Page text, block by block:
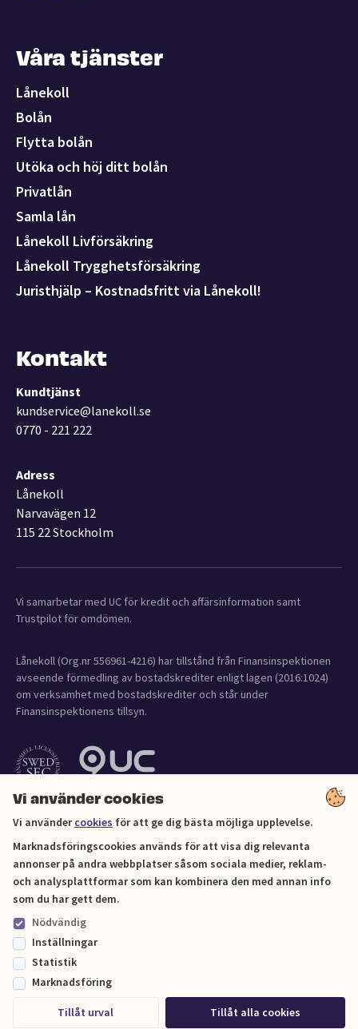
Vi använder cookies
Vi användercookies för att ge dig bästa möjliga upplevelse.
Marknadsföringscookies används för att visa dig relevanta
annonser på andra webbplatser såsom sociala medier, reklam-
och analysplattformar som kan kombinera den med annan info
som du har gett dem.
Nödvändig
Inställningar
Statistik
Marknadsföring
Tillåt urval Tillåt alla cookies
Våra tjänster
Lånekoll
Bolån
Flytta bolån
Utöka och höj ditt bolån
Privatlån
Samla lån
Lånekoll Livförsäkring
Lånekoll Trygghetsförsäkring
Juristhjälp – Kostnadsfritt via Lånekoll!
Kontakt
Kundtjänst
kundservice@lanekoll.se
0770 - 221 222
Adress
Lånekoll
Narvavägen 12
115 22 Stockholm
Vi samarbetar med UC för kredit och affärsinformation samt
Trustpilot för omdömen.
Lånekoll (Org.nr 556961-4216) har tillstånd från Finansinspektionen
avseende förmedling av bostadskrediter enligt lagen (2016:1024)
om verksamhet med bostadskrediter och står under
Finansinspektionens tillsyn.
Cookies
Sitemap
© Lånekoll 2026